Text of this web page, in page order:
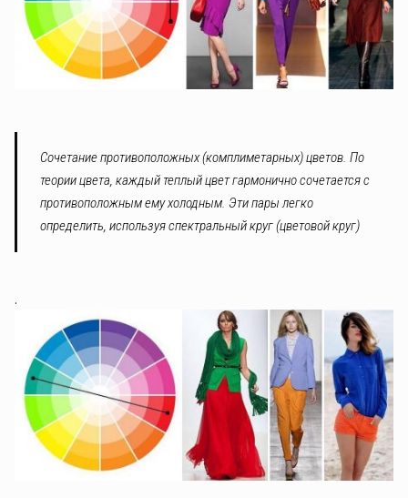
Сочетание противоположных (комплиметарных) цветов. По
теории цвета, каждый теплый цвет гармонично сочетается с
противоположным ему холодным. Эти пары легко
определить, используя спектральный круг (цветовой круг)
.